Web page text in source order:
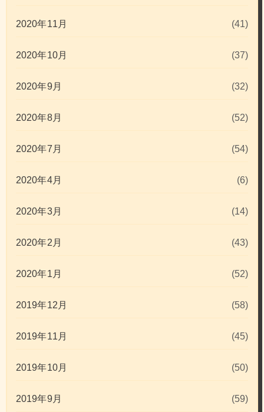
2020年11月 (41)
2020年10月 (37)
2020年9月 (32)
2020年8月 (52)
2020年7月 (54)
2020年4月 (6)
2020年3月 (14)
2020年2月 (43)
2020年1月 (52)
2019年12月 (58)
2019年11月 (45)
2019年10月 (50)
2019年9月 (59)